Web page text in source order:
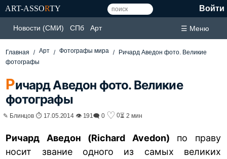
ART-ASSORTY Войти
Новости (СМИ) СПб Арт ☰ Меню
Главная Арт Фотографы мира
Ричард Аведон фото. Великие
фотографы
Ричард Аведон фото. Великие
фотографы
✎ Блинцов ⏱ 17.05.2014 👁 191🗨 0 ♡ 0⏳ 2 мин
Ричард Аведон (Richard Avedon) по праву
носит звание одного из самых великих